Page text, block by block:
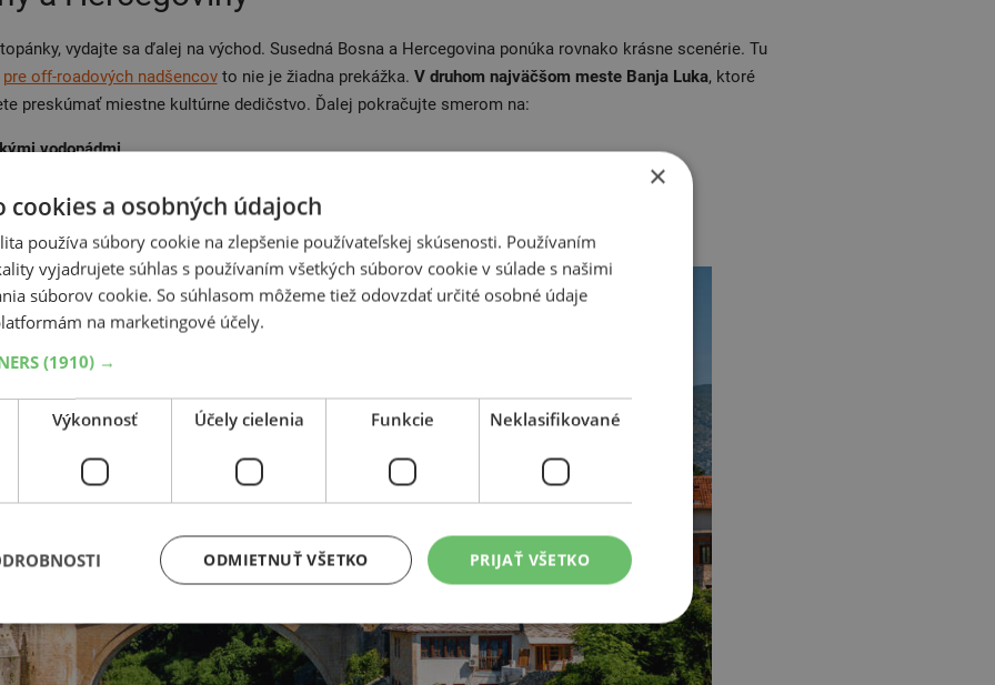
vydajte sa ďalej na východ. Susedná Bosna a Hercegovina ponúka rovnako krásne scenérie. Tu
pre off-roadových nadšencovto nie je žiadna prekážka. V druhom najväčšom meste Banja Luka, ktoré
preskúmať miestne kultúrne dedičstvo. Ďalej pokračujte smerom na:
vodopádmi,
Stari Most
vykúpať.
×
cookies a osobných údajoch
používa súbory cookie na zlepšenie používateľskej skúsenosti. Používaním
vyjadrujete súhlas s používaním všetkých súborov cookie v súlade s našimi
súborov cookie. So súhlasom môžeme tiež odovzdať určité osobné údaje
na marketingové účely.
(1910) →
Výkonnosť Účely cielenia Funkcie Neklasifikované
PRIJAŤ VŠETKO
ODMIETNUŤ VŠETKO